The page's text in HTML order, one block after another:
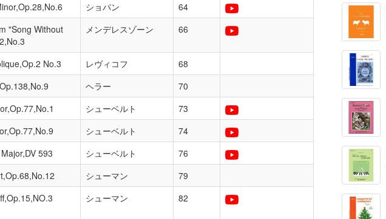
ショパン
64
"Song Without
メンデレスゾーン 66
No.3 レヴィコフ
68
ヘラー
70
シューベルト
73
シューベルト
74
593 シューベルト
76
シューマン
79
シューマン 82